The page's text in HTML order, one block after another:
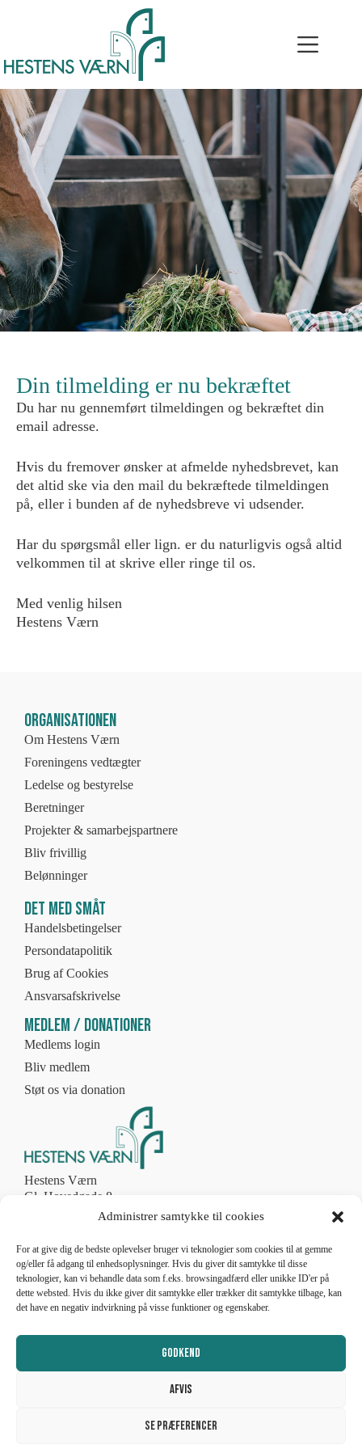
Administrer samtykke til cookies
For at give dig de bedste oplevelser bruger vi teknologier som cookies til at gemme
og/eller få adgang til enhedsoplysninger. Hvis du giver dit samtykke til disse
teknologier, kan vi behandle data som f.eks. browsingadfærd eller unikke ID'er på
dette websted. Hvis du ikke giver dit samtykke eller trækker dit samtykke tilbage, kan
det have en negativ indvirkning på visse funktioner og egenskaber.
Godkend
Afvis
Se præferencer
Din tilmelding er nu bekræftet
Du har nu gennemført tilmeldingen og bekræftet din
email adresse.
Hvis du fremover ønsker at afmelde nyhedsbrevet, kan
det altid ske via den mail du bekræftede tilmeldingen
på, eller i bunden af de nyhedsbreve vi udsender.
Har du spørgsmål eller lign. er du naturligvis også altid
velkommen til at skrive eller ringe til os.
Med venlig hilsen
Hestens Værn
Organisationen
Om Hestens Værn
Foreningens vedtægter
Ledelse og bestyrelse
Beretninger
Projekter & samarbejspartnere
Bliv frivillig
Belønninger
Det med småt
Handelsbetingelser
Persondatapolitik
Brug af Cookies
Ansvarsafskrivelse
Medlem / Donationer
Medlems login
Bliv medlem
Støt os via donation
Hestens Værn
Gl. Hovedgade 8
2970 Hørsholm
post@hestens-vaern.dk
CVR nr. 56787011
Telefonen er åben
man-fre 10.00 – 13.00
lukket weekend og helligdage